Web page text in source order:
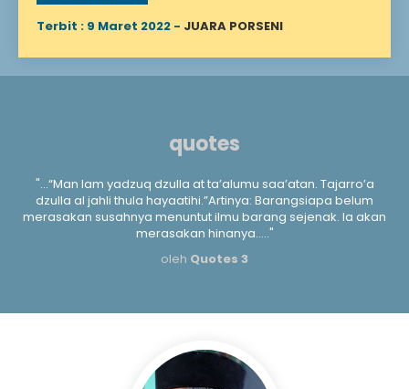
Terbit : 9 Maret 2022 - JUARA PORSENI
quotes
"...“Man lam yadzuq dzulla at ta’alumu saa’atan. Tajarro’a
dzulla al jahli thula hayaatihi.”Artinya: Barangsiapa belum
merasakan susahnya menuntut ilmu barang sejenak. Ia akan
merasakan hinanya....."
oleh Quotes 3